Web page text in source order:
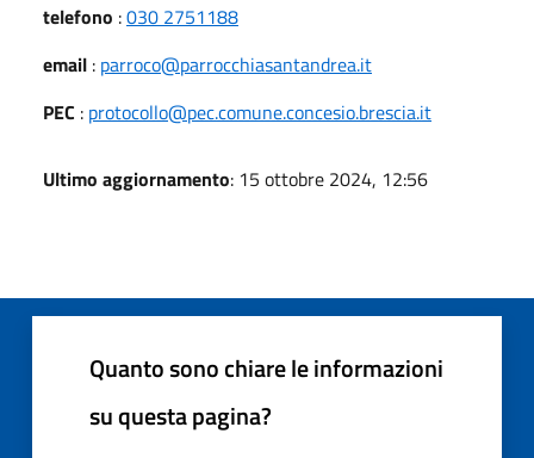
telefono :030 2751188
email : parroco@parrocchiasantandrea.it
PEC : protocollo@pec.comune.concesio.brescia.it
Ultimo aggiornamento: 15 ottobre 2024, 12:56
Quanto sono chiare le informazioni
su questa pagina?